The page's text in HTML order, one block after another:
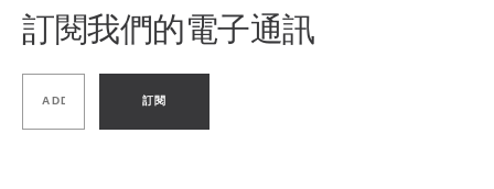
訂閱我們的電子通訊
訂閱